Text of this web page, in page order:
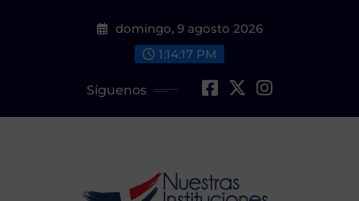
domingo, 9 agosto 2026
1:14:18 PM
Síguenos